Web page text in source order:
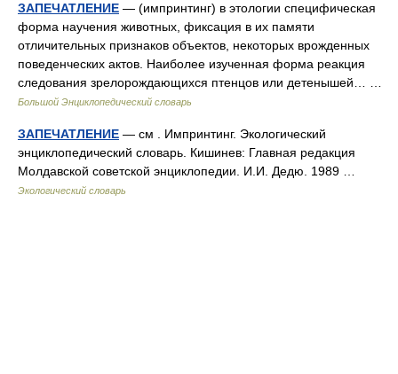
ЗАПЕЧАТЛЕНИЕ — (импринтинг) в этологии специфическая
форма научения животных, фиксация в их памяти
отличительных признаков объектов, некоторых врожденных
поведенческих актов. Наиболее изученная форма реакция
следования зрелорождающихся птенцов или детенышей… …
Большой Энциклопедический словарь
ЗАПЕЧАТЛЕНИЕ — см . Импринтинг. Экологический
энциклопедический словарь. Кишинев: Главная редакция
Молдавской советской энциклопедии. И.И. Дедю. 1989 …
Экологический словарь